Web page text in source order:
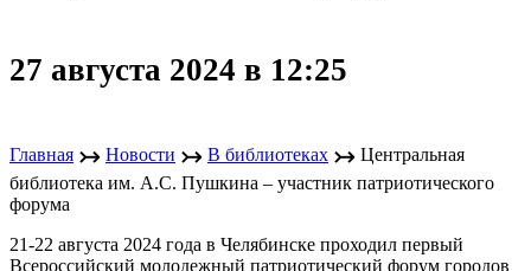
27 августа 2024 в 12:25
Главная ↣ Новости ↣ В библиотеках ↣ Центральная
библиотека им. А.С. Пушкина – участник патриотического
форума
21-22 августа 2024 года в Челябинске проходил первый
Всероссийский молодежный патриотический форум городов